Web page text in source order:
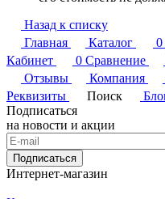
Назад к списку
Главная
Каталог 0
Кабинет
0 Сравнение
Отзывы
Компания
Реквизиты
Поиск
Подписаться
на новости и акции
Подписаться
Интернет-магазин